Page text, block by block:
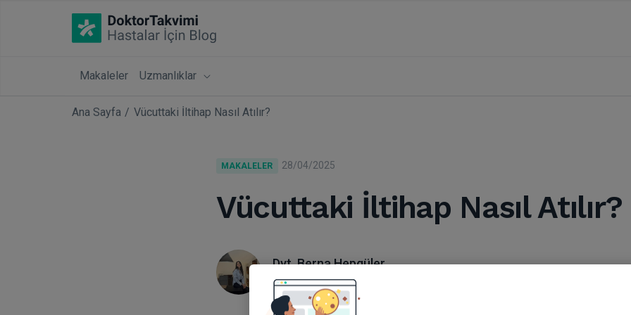
Makaleler Uzmanlıklar
Ana Sayfa Vücuttaki İltihap Nasıl Atılır?
MAKALELER 28/04/2025
Vücuttaki İltihap Nasıl Atılır?
Dyt. Berna Hepgüler
Diyetisyen